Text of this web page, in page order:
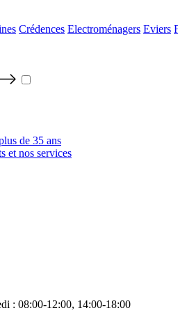
Crédences Electroménagers Eviers
de 35 ans
et nos services
: 08:00-12:00, 14:00-18:00